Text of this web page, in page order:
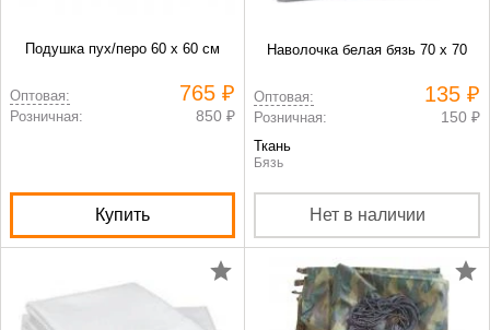
Подушка пух/перо 60 х 60 см
Оптовая: 765 ₽
Розничная: 850 ₽
Купить
Наволочка белая бязь 70 х 70
Оптовая: 135 ₽
Розничная: 150 ₽
Ткань
Бязь
Нет в наличии